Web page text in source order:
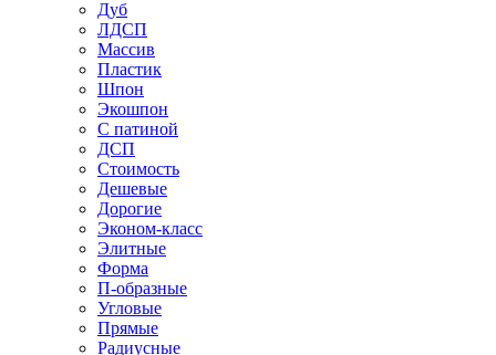
Дуб
ЛДСП
Массив
Пластик
Шпон
Экошпон
С патиной
ДСП
Стоимость
Дешевые
Дорогие
Эконом-класс
Элитные
Форма
П-образные
Угловые
Прямые
Радиусные